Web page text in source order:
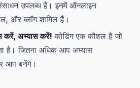
उपलब्ध हैं। इनमें ऑनलाइन
और ब्लॉग शामिल हैं।
करें, अभ्यास करें! कोडिंग एक कौशल है जो
है। जितना अधिक आप अभ्यास
आप बनेंगे।